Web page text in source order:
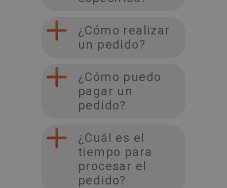
¿Cómo realizar
un pedido?
¿Cómo puedo
pagar un
pedido?
¿Cuál es el
tiempo para
procesar el
pedido?